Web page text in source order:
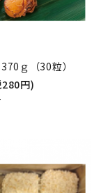
ｇ（30粒）
円)